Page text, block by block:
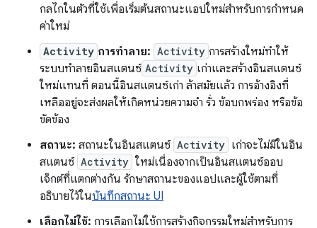
กลไกในตัวที่ใช้เพื่อเริ่มต้นสถานะแอปใหม่สำหรับการกำหนด
ค่าใหม่
Activity การทำลาย: Activity การสร้างใหม่ทำให้
ระบบทำลายอินสแตนซ์ Activity เก่าและสร้างอินสแตนซ์
ใหม่แทนที่ ตอนนี้อินสแตนซ์เก่า ล้าสมัยแล้ว การอ้างอิงที่
เหลืออยู่จะส่งผลให้เกิดหน่วยความจำ รั่ว ข้อบกพร่อง หรือข้อ
ขัดข้อง
สถานะ: สถานะในอินสแตนซ์ Activity เก่าจะไม่มีในอิน
สแตนซ์ Activity ใหม่เนื่องจากเป็นอินสแตนซ์ออบ
เจ็กต์ที่แตกต่างกัน รักษาสถานะของแอปและผู้ใช้ตามที่
อธิบายไว้ในบันทึกสถานะ UI
เลือกไม่ใช้: การเลือกไม่ใช้การสร้างกิจกรรมใหม่สําหรับการ